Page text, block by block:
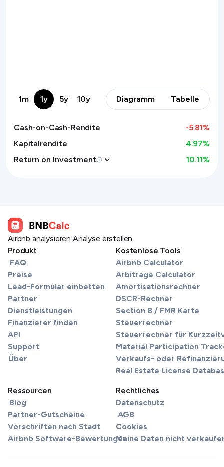
1m 1y 5y 10y Diagramm Tabelle
Cash-on-Cash-Rendite -5.81%
Kapitalrendite
4.97%
Return on Investment
10.11%
Airbnb analysieren Analyse erstellen
Produkt
FAQ
Preise
Lead-Formular einbetten
Partner
Dienstleistungen
Finanzierer finden
API
Support
Über
Kostenlose Tools
Airbnb Calculator
Arbitrage Calculator
Amortisationsrechner
DSCR-Rechner
Section 8 / FMR Karte
Steuerrechner
Steuerrechner für
Material Participation
Verkaufs- oder
Real Estate License
Ressourcen
Blog
Partner-Gutscheine
Vorschriften nach Stadt
Airbnb Software-Bewertungen
Rechtliches
Datenschutz
AGB
Cookies
Meine Daten nicht